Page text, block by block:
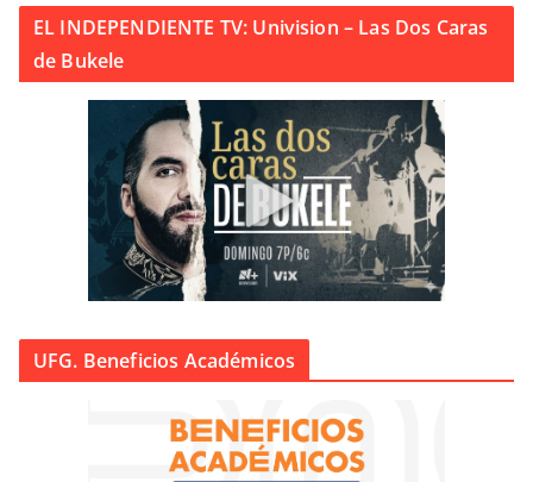
EL INDEPENDIENTE TV: Univision – Las Dos Caras
de Bukele
UFG. Beneficios Académicos